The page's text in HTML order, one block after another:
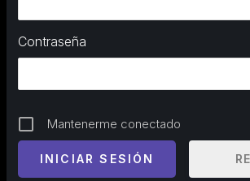
Contraseña
Mantenerme conectado